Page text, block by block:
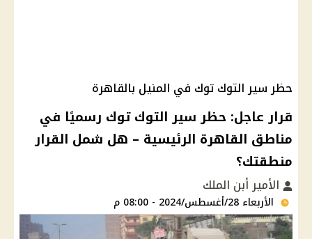
حظر سير التوك توك في المنيل بالقاهرة
قرار عاجل: حظر سير التوك توك رسميًا في
مناطق القاهرة الرئيسية – هل شمل القرار
منطقتك؟
الأمير أبن الملك
الأربعاء 28/أغسطس/2024 - 08:00 م